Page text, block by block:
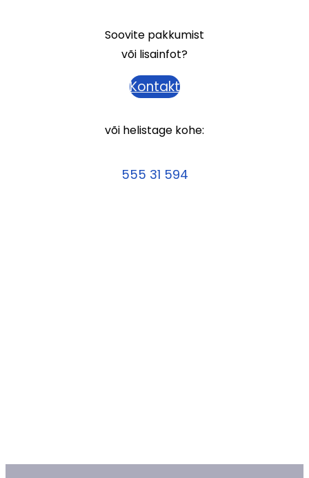
Soovite pakkumist
või lisainfot?
Kontakt
või helistage kohe:
555 31 594